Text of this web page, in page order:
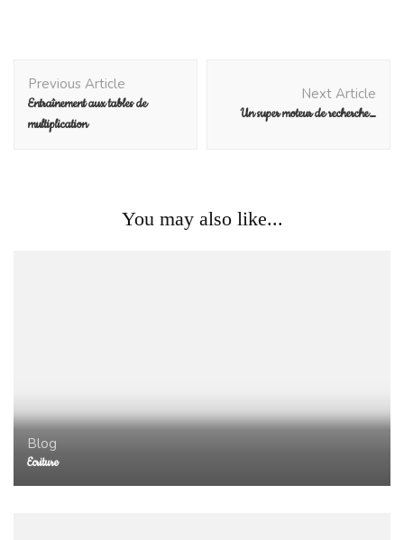
Navigation
Previous Article
Entraînement aux tables de
multiplication
Next Article
Un super moteur de recherche…
You may also like...
Blog
Ecriture